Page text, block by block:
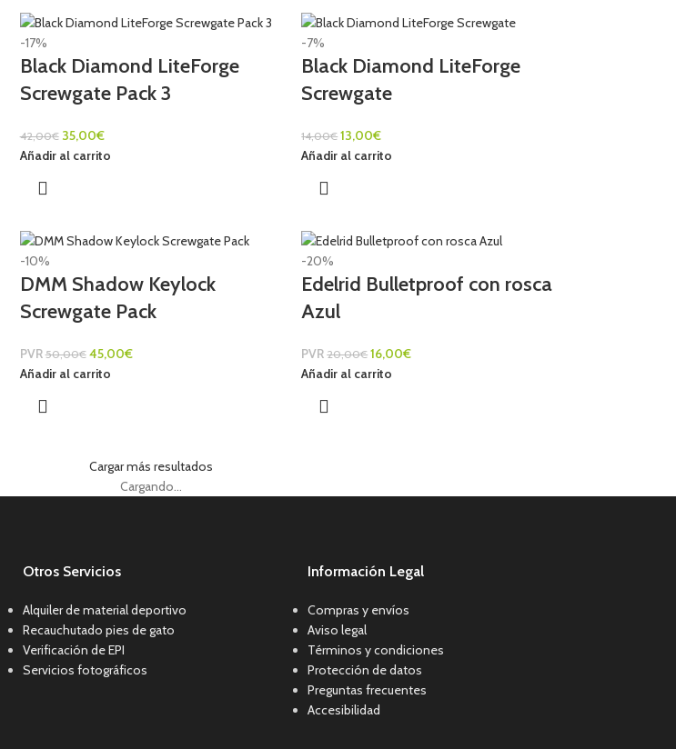
-17%
Black Diamond LiteForge
Screwgate Pack 3
42,00€ 35,00€
Añadir al carrito
-7%
Black Diamond LiteForge
Screwgate
14,00€ 13,00€
Añadir al carrito
-10%
DMM Shadow Keylock
Screwgate Pack
PVR 50,00€ 45,00€
Añadir al carrito
-20%
Edelrid Bulletproof con rosca
Azul
PVR 20,00€ 16,00€
Añadir al carrito
Cargar más resultados
Cargando...
Otros Servicios
Alquiler de material deportivo
Recauchutado pies de gato
Verificación de EPI
Servicios fotográficos
Información Legal
Compras y envíos
Aviso legal
Términos y condiciones
Protección de datos
Preguntas frecuentes
Accesibilidad